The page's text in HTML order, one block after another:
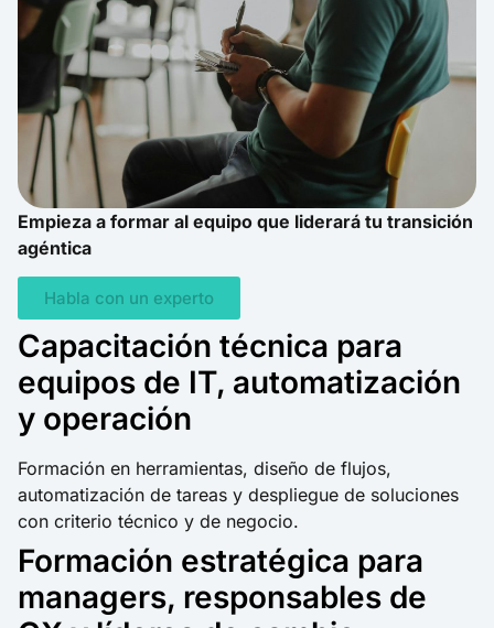
Empieza a formar al equipo que liderará tu transición
agéntica
Habla con un experto
Capacitación técnica para
equipos de IT, automatización
y operación
Formación en herramientas, diseño de flujos,
automatización de tareas y despliegue de soluciones
con criterio técnico y de negocio.
Formación estratégica para
managers, responsables de